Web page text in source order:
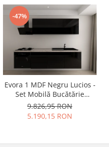
-47%
Evora 1 MDF Negru Lucios -
Set Mobilă Bucătărie
Modulară Modernă MDF
3.6m Premium
Configurabilă Deschidere
Mânere/Push to Open
9.826,95 RON
5.190,15 RON